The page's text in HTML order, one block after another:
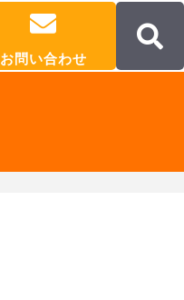
お問い合わせ